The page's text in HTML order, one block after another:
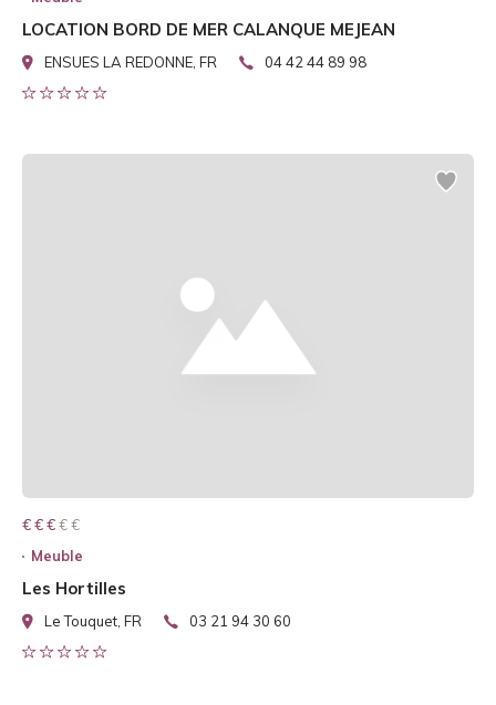
LOCATION BORD DE MER CALANQUE MEJEAN
ENSUES LA REDONNE, FR 04 42 44 89 98
€ € € € €
€ € €
Meuble
Les Hortilles
Le Touquet, FR 03 21 94 30 60